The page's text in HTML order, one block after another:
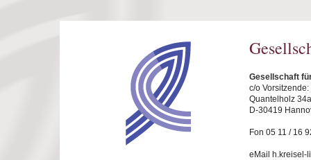
Gesellschaft
c/o
Quantelholz 34a
D-30419
Fon 05 11 / 16
eMail h.kreisel-